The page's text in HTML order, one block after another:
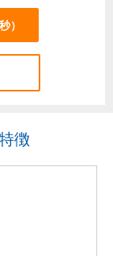
）
徴